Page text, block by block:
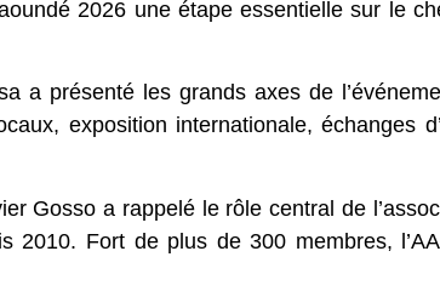
2026 une étape essentielle sur le
a présenté les grands axes de
exposition internationale, échanges
Gosso a rappelé le rôle central de
2010. Fort de plus de 300 membres,